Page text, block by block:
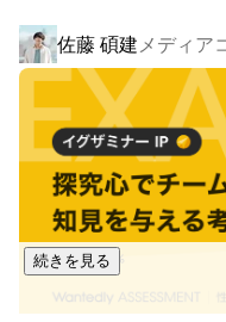
行っています。
■プロダクトラインナップ■
・metatell
企業様の新しい働き方を
す。メタバース空間を用
しいウェブページを作
・7kake
建築やデザインを仕事
佐藤 碩建 メディア
続きを見る